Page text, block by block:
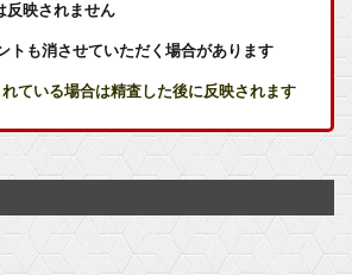
トルネコの大冒険シリーズがリメイクされたり新作発売されない理由は？なぜ？
反映されません
トも消させていただく場合があります
ている場合は精査した後に反映されます